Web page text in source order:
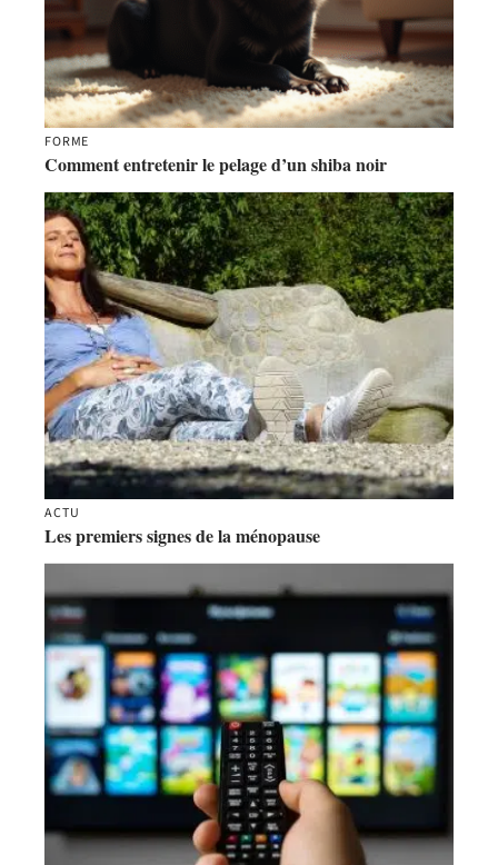
FORME
Comment entretenir le pelage d’un shiba noir
ACTU
Les premiers signes de la ménopause